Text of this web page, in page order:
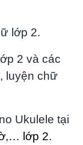
lớp 2.
2 và các
luyện chữ
Ukulele tại
lớp 2.